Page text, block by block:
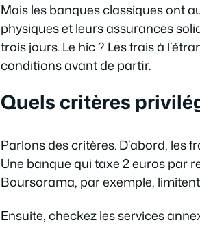
Mais les banques classiques ont
physiques et leurs assurances
trois jours. Le hic ? Les frais à
conditions avant de partir.
Quels critères
Parlons des critères. D’abord, les
Une banque qui taxe 2 euros par
Boursorama, par exemple,
Ensuite, checkez les services